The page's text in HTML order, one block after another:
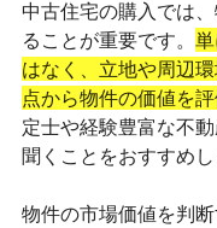
中古住宅の購入では
ることが重要です。
はなく、立地や周辺
点から物件の価値を
定士や経験豊富な不
聞くことをおすすめし
物件の市場価値を判